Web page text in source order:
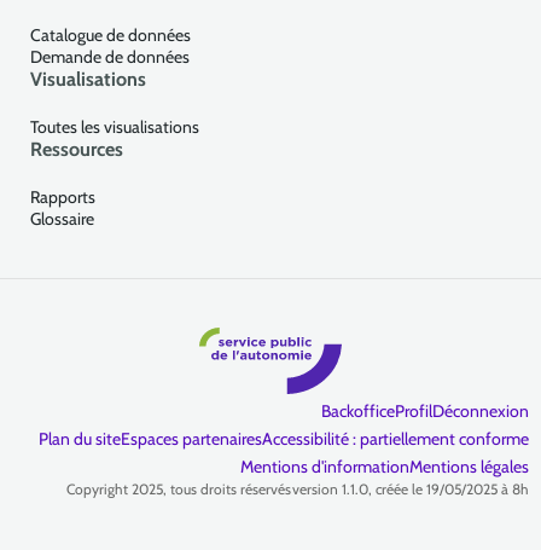
Catalogue de données
Demande de données
Visualisations
Toutes les visualisations
Ressources
Rapports
Glossaire
BackofficeProfilDéconnexion
Plan du siteEspaces partenairesAccessibilité : partiellement conforme
Mentions d'informationMentions légales
Copyright 2025, tous droits réservésversion 1.1.0, créée le 19/05/2025 à 8h